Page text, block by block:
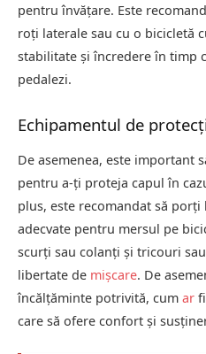
pentru învățare. Este
roți laterale sau cu o bicicletă
stabilitate și încredere în timp
pedalezi.
Echipamentul de
De asemenea, este important
pentru a-ți proteja capul în
plus, este recomandat să
adecvate pentru mersul pe
scurți sau colanți și tricouri
libertate de mișcare. De
încălțăminte potrivită, cum ar
care să ofere confort și